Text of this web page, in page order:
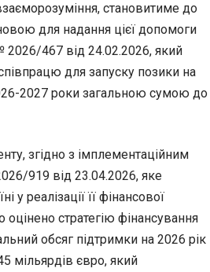
становитиме до
для надання цієї допомоги
467 від 24.02.2026, який
для запуску позики на
2027 роки загальною сумою до
згідно з імплементаційним
919 від 23.04.2026, яке
у реалізації її фінансової
оцінено стратегію фінансування
обсяг підтримки на 2026 рік
мільярдів євро, який